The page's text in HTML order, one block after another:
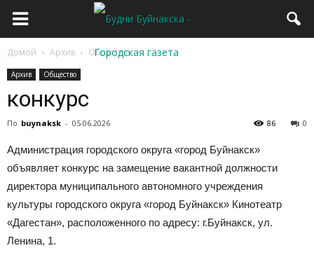
Домой Архив Общество
Архив Общество
конкурс
По buynaksk - 05.06.2026 0
86
Администрация городского округа «город Буйнакск»
объявляет конкурс на замещение вакантной должности
директора муниципального автономного учреждения
культуры городского округа «город Буйнакск» Кинотеатр
«Дагестан», расположенного по адресу: г.Буйнакск, ул.
Ленина, 1.